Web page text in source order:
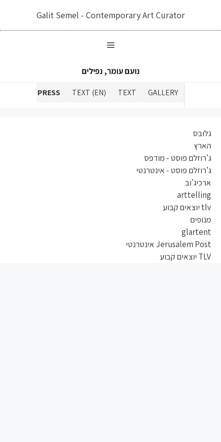
Galit Semel - Contemporary Art Curator
נועם עומר, נפילים
GALLERY
TEXT
TEXT (EN)
PRESS
גלובס
הארץ
ג'רוזלם פוסט - מודפס
ג'רוזלם פוסט - אינטרנטי
ארכיג'וב
arttelling
tlv יוצאים קבוע
מנופים
glartent
Jerusalem Post אינטרנטי
TLV יוצאים קבוע